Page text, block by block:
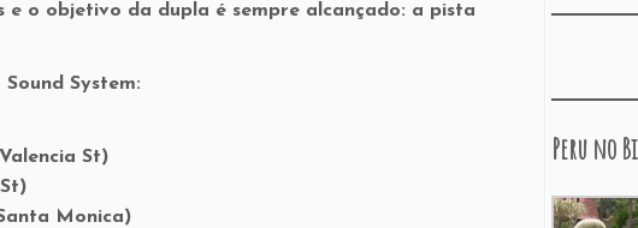
o objetivo da dupla é sempre alcançado: a pista
System:
St)
Monica)
Peru no